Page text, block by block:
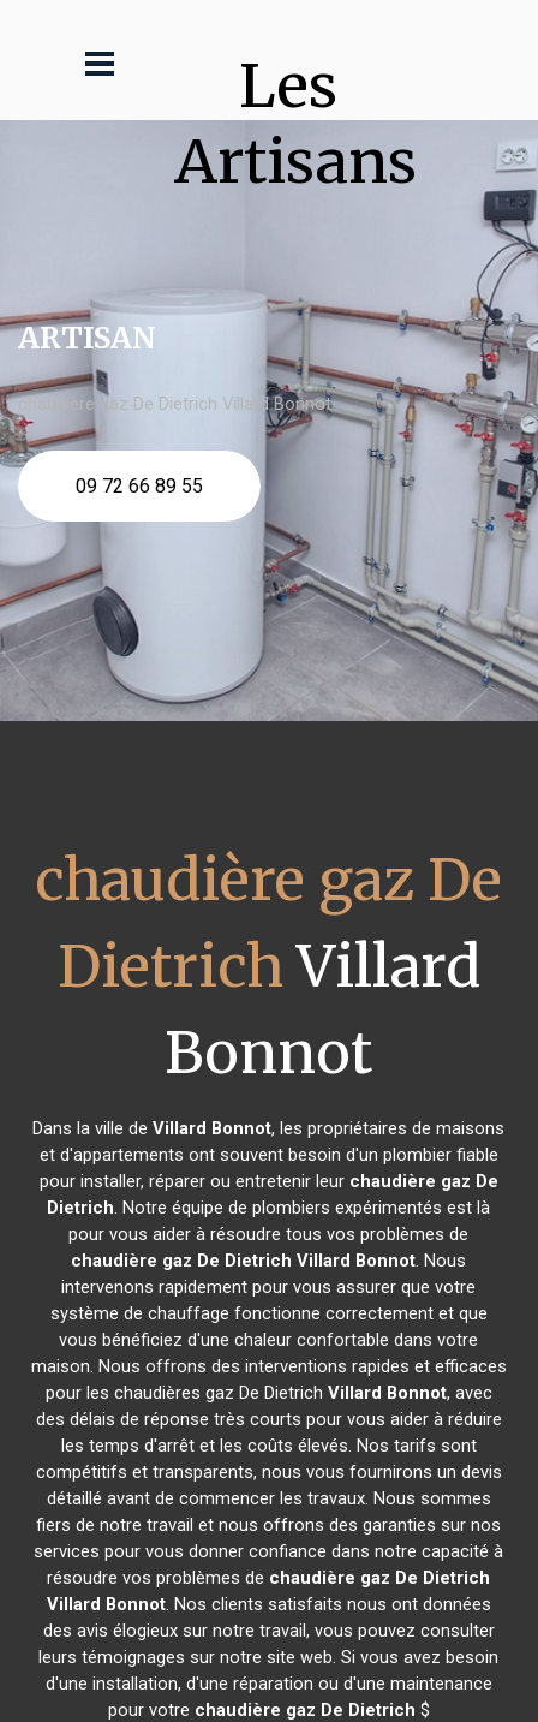
Les
Artisans
ARTISAN
chaudière gaz De Dietrich Villard Bonnot
09 72 66 89 55
chaudière gaz De
DietrichVillard
Bonnot
Dans la ville deVillard Bonnot, les propriétaires de maisons
et d'appartements ont souvent besoin d'un plombier fiable
pour installer, réparer ou entretenir leur chaudière gaz De
Dietrich. Notre équipe de plombiers expérimentés est là
pour vous aider à résoudre tous vos problèmes de
chaudière gaz De Dietrich Villard Bonnot. Nous
intervenons rapidement pour vous assurer que votre
système de chauffage fonctionne correctement et que
vous bénéficiez d'une chaleur confortable dans votre
maison. Nous offrons des interventions rapides et efficaces
pour les chaudières gaz De Dietrich Villard Bonnot, avec
des délais de réponse très courts pour vous aider à réduire
les temps d'arrêt et les coûts élevés. Nos tarifs sont
compétitifs et transparents, nous vous fournirons un devis
détaillé avant de commencer les travaux. Nous sommes
fiers de notre travail et nous offrons des garanties sur nos
services pour vous donner confiance dans notre capacité à
résoudre vos problèmes de chaudière gaz De Dietrich
Villard Bonnot. Nos clients satisfaits nous ont données
des avis élogieux sur notre travail, vous pouvez consulter
leurs témoignages sur notre site web. Si vous avez besoin
d'une installation, d'une réparation ou d'une maintenance
pour votre chaudière gaz De Dietrich $